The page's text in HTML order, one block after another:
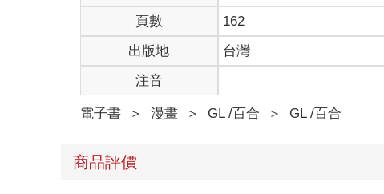
頁數
162
出版地
台灣
注音
電子書 ＞ 漫畫 ＞ GL /百合 ＞ GL /百合
商品評價